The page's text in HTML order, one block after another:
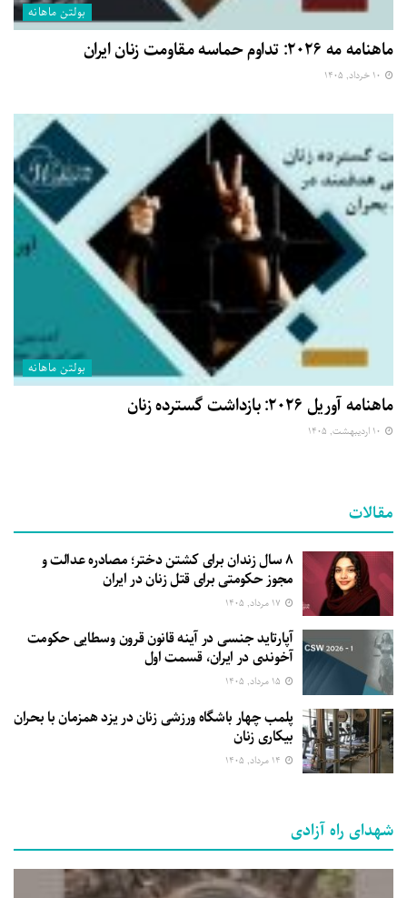
بولتن ماهانه
ماهنامه مه ۲۰۲۶: تداوم حماسه مقاومت زنان ایران
بولتن ماهانه
ماهنامه آوریل ۲۰۲۶: بازداشت گسترده زنان
مقالات
۸ سال زندان برای کشتن دختر؛ مصادره عدالت و
مجوز حکومتی برای قتل زنان در ایران
آپارتاید جنسی در آینه قانون قرون وسطایی حکومت
آخوندی در ایران، قسمت اول
پلمب چهار باشگاه ورزشی زنان در یزد همزمان با بحران
بیکاری زنان
شهدای راه آزادی